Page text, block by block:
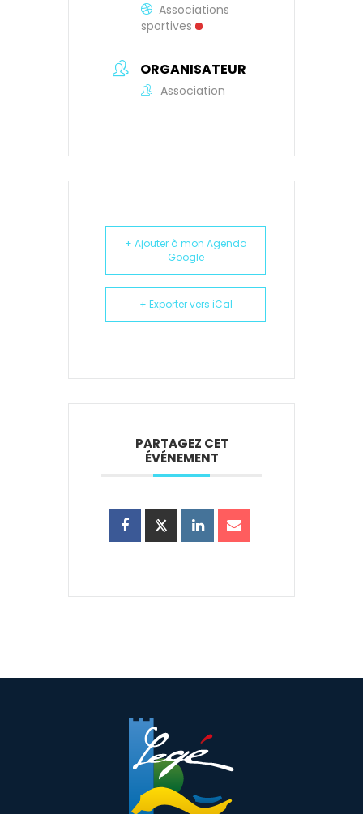
Associations
sportives
ORGANISATEUR
Association
+ Ajouter à mon Agenda
Google
+ Exporter vers iCal
PARTAGEZ CET
ÉVÉNEMENT